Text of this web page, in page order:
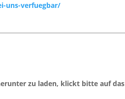
uns-verfuegbar/
zu laden, klickt bitte auf das